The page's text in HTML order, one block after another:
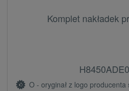
Komplet nakładek
O - oryginał z logo